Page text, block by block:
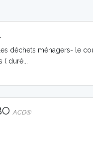
déchets ménagers- le
( duré...
ACD®